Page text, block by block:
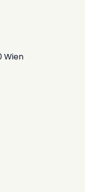
Wien